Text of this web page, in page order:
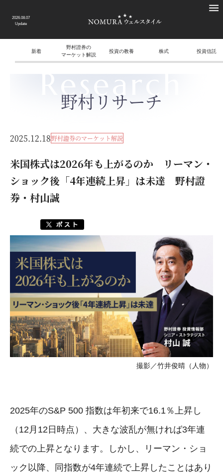
2026.08.07
Update
新着
野村證券の
マーケット解説
投資の教養 株式 投資信託
Research
野村リサーチ
2025.12.18野村證券のマーケット解説
米国株式は2026年も上がるのか リーマン・
ショック後「4年連続上昇」は未達 野村證
券・村山誠
撮影／竹井俊晴（人物）
2025年のS&P 500 指数は年初来で16.1％上昇し
（12月12日時点）、大きな波乱が無ければ3年連
続での上昇となります。しかし、リーマン・ショ
ック以降、同指数が4年連続で上昇したことはあり